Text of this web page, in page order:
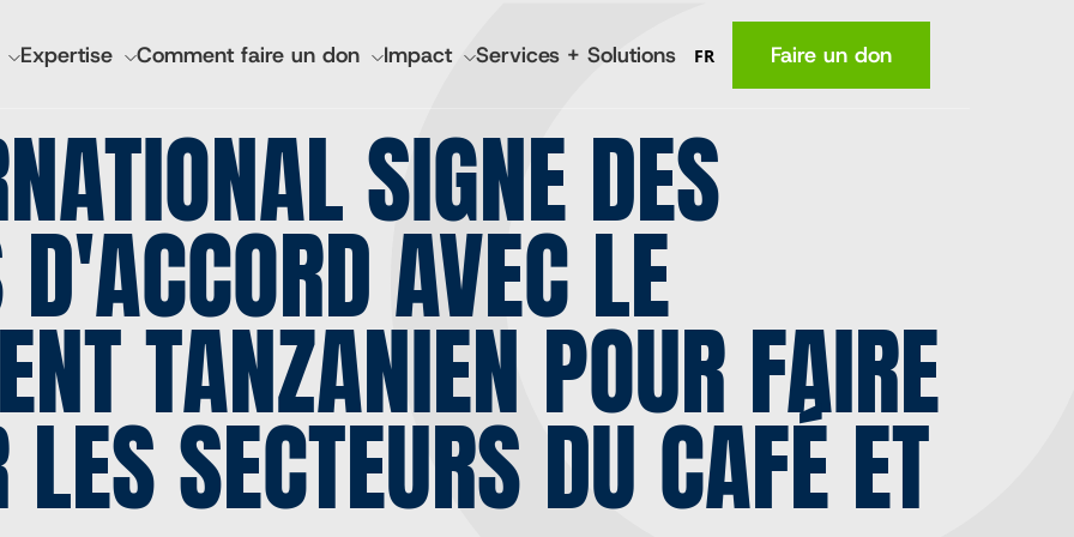
et rapports annuels
Santé mondiale de l'IMA
Lutheran World Relief (en anglais)
CGA Technologies
Investissement de base
Marques des marchés fermiers
Cadasta
Lieu
Revenus
Expertise Comment faire un don Impact Services + Solutions FR Faire un don
SIGNE DES
AVEC LE
TANZANIEN POUR FAIRE
LES SECTEURS DU CAFÉ ET